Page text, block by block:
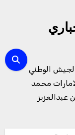
الوطني
محمد